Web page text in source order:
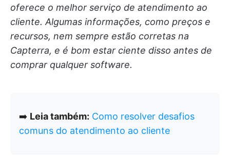
oferece o melhor serviço de atendimento ao
cliente.Algumas informações, como preços e
recursos, nem sempre estão corretas na
Capterra, e é bom estar ciente disso antes de
comprar qualquer software.
➡️ Leia também: Como resolver desafios
comuns do atendimento ao cliente